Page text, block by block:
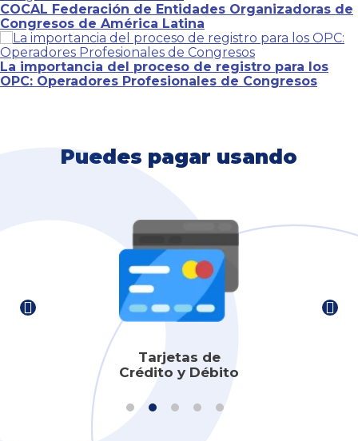
COCAL Federación de Entidades Organizadoras de
Congresos de América Latina
La importancia del proceso de registro para los
OPC: Operadores Profesionales de Congresos
Puedes pagar usando
Tarjetas de
Crédito y Débito